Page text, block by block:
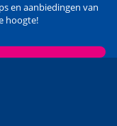
en aanbiedingen van
hoogte!